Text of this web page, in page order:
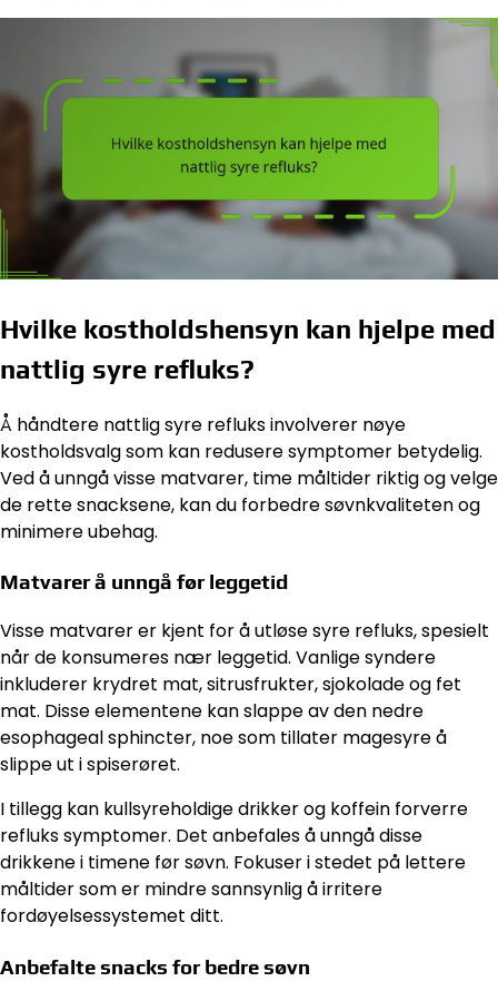
Hvilke kostholdshensyn kan hjelpe med
nattlig syre refluks?
Å håndtere nattlig syre refluks involverer nøye
kostholdsvalg som kan redusere symptomer betydelig.
Ved å unngå visse matvarer, time måltider riktig og velge
de rette snacksene, kan du forbedre søvnkvaliteten og
minimere ubehag.
Matvarer å unngå før leggetid
Visse matvarer er kjent for å utløse syre refluks, spesielt
når de konsumeres nær leggetid. Vanlige syndere
inkluderer krydret mat, sitrusfrukter, sjokolade og fet
mat. Disse elementene kan slappe av den nedre
esophageal sphincter, noe som tillater magesyre å
slippe ut i spiserøret.
I tillegg kan kullsyreholdige drikker og koffein forverre
refluks symptomer. Det anbefales å unngå disse
drikkene i timene før søvn. Fokuser i stedet på lettere
måltider som er mindre sannsynlig å irritere
fordøyelsessystemet ditt.
Anbefalte snacks for bedre søvn